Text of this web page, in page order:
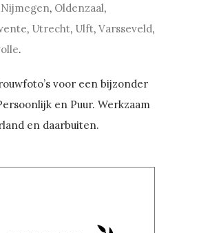
Nijmegen, Oldenzaal,
, Utrecht, Ulft,Varsseveld,
.
voor een bijzonder
en Puur. Werkzaam
en daarbuiten.